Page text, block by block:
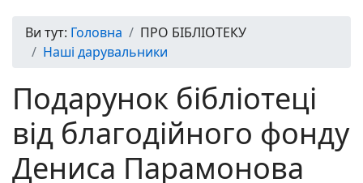
Ви тут: Головна
ПРО БІБЛІОТЕКУ
Наші дарувальники
Подарунок бібліотеці
від благодійного фонду
Дениса Парамонова